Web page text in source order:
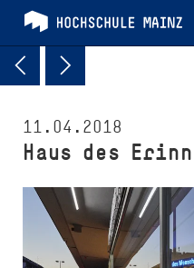
11.04.2018
Haus des